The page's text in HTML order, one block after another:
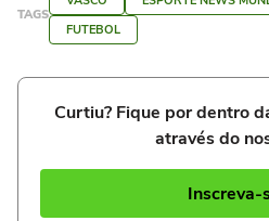
TAGS
FUTEBOL
Curtiu? Fique por dentro
através do
Inscreva-